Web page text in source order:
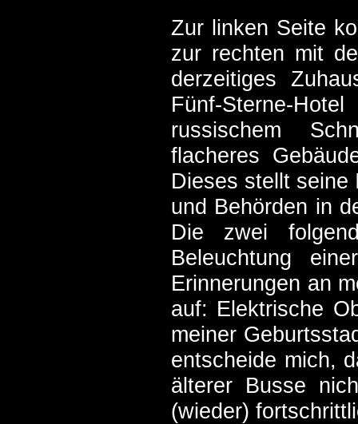
Zur linken Seite
zur rechten mit
derzeitiges
Fünf-Sterne-
russischem
flacheres
Dieses stellt seine
und Behörden in
Die zwei
Beleuchtung
Erinnerungen an
auf: Elektrische
meiner
entscheide mich,
älterer Busse
(wieder)